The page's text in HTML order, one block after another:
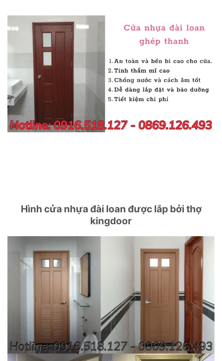
Hình cửa nhựa đài loan được lắp bởi thợ
kingdoor